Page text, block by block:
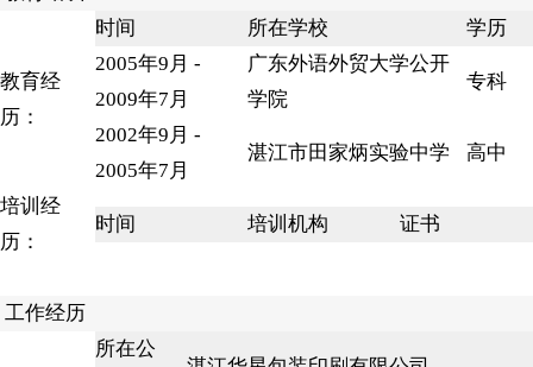
教育经
历：
时间 所在学校
学历
2005年9月 -
2009年7月
广东外语外贸大学公开
学院
专科
2002年9月 -
2005年7月
湛江市田家炳实验中学 高中
培训经
历：
时间 培训机构 证书
工作经历
所在公